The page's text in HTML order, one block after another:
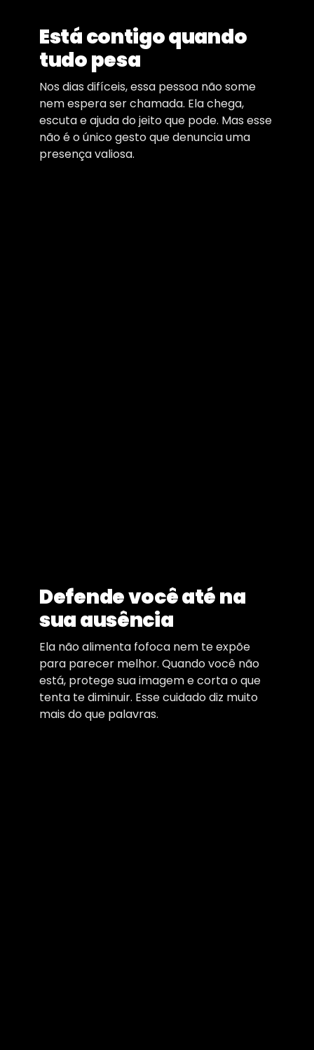
Está contigo quando
tudo pesa
Nos dias difíceis, essa pessoa não some
nem espera ser chamada. Ela chega,
escuta e ajuda do jeito que pode. Mas esse
não é o único gesto que denuncia uma
presença valiosa.
Defende você até na
sua ausência
Ela não alimenta fofoca nem te expõe
para parecer melhor. Quando você não
está, protege sua imagem e corta o que
tenta te diminuir. Esse cuidado diz muito
mais do que palavras.